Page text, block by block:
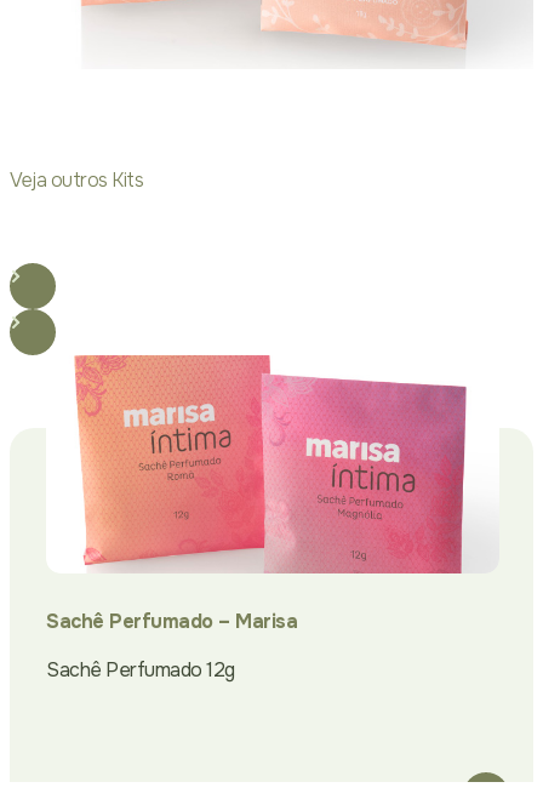
Veja outros Kits
Sachê Perfumado – Marisa
Sachê Perfumado 12g